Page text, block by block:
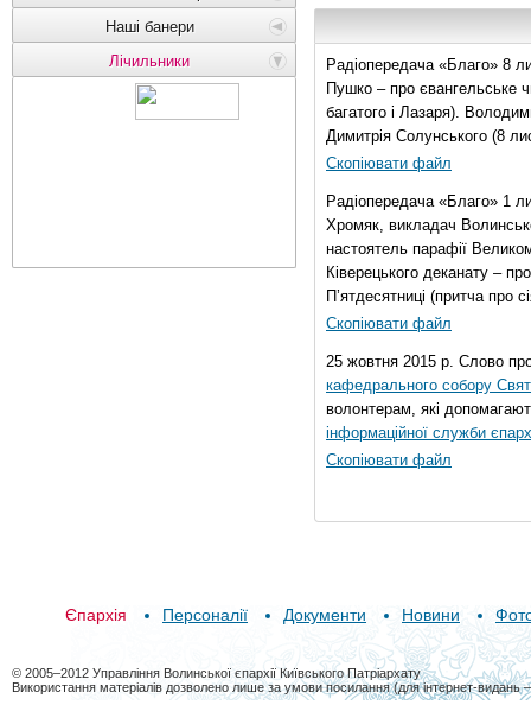
Наші банери
Лічильники
Радіопередача «Благо» 8
Пушко – про євангельське
багатого і Лазаря).
Димитрія Солунського (8
Скопіювати файл
Радіопередача «Благо» 1
Хромяк, викладач
настоятель парафії
Ківерецького деканату –
П’ятдесятниці (притча про
Скопіювати файл
25 жовтня 2015 р. Слово
кафедрального собору
волонтерам, які
інформаційної служби
Скопіювати файл
Єпархія Персоналії Документи Новини
© 2005–2012 Управління Волинської єпархії Київського Патріархату
Використання матеріалів дозволено лише за умови посилання (для інтернет-видань